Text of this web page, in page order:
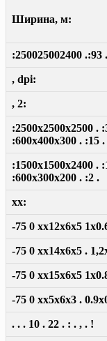
Ширина, м:
:250025002400 .:93
, dpi:
, 2:
:2500x2500x2500 .
:600x400x300 . :15 .
:1500x1500x2400 .
:600x300x200 . :2 .
xx:
-75 0 xx12x6x5
-75 0 xx14x6x5 .
-75 0 xx15x6x5
-75 0 xx5x6x3 .
. . . 10 . 22 . : . , . !